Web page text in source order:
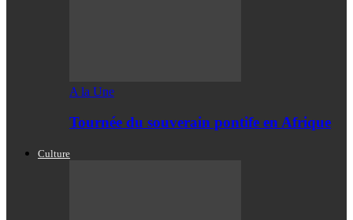
A la Une
Tournée du souverain pontife en Afrique
Culture